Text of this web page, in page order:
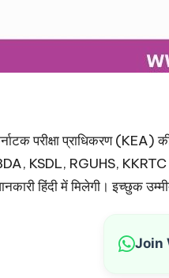
परीक्षा प्राधिकरण
BDA, KSDL, RGUHS,
हिंदी में मिलेगी। इच्छुक
Join